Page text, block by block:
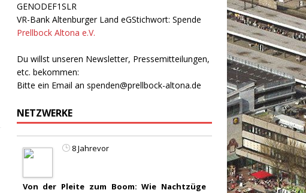
GENODEF1SLR
VR-Bank Altenburger Land eGStichwort: Spende
Prellbock Altona e.V.
Du willst unseren Newsletter, Pressemitteilungen,
etc. bekommen:
Bitte ein Email an spenden@prellbock-altona.de
NETZWERKE
8 Jahrevor
Von der Pleite zum Boom: Wie Nachtzüge